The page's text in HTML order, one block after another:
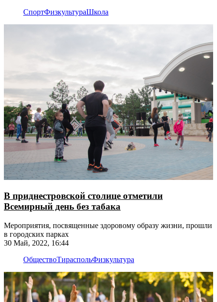
СпортФизкультураШкола
В приднестровской столице отметили
Всемирный день без табака
Мероприятия, посвященные здоровому образу жизни, прошли
в городских парках
30 Май, 2022, 16:44
ОбществоТираспольФизкультура